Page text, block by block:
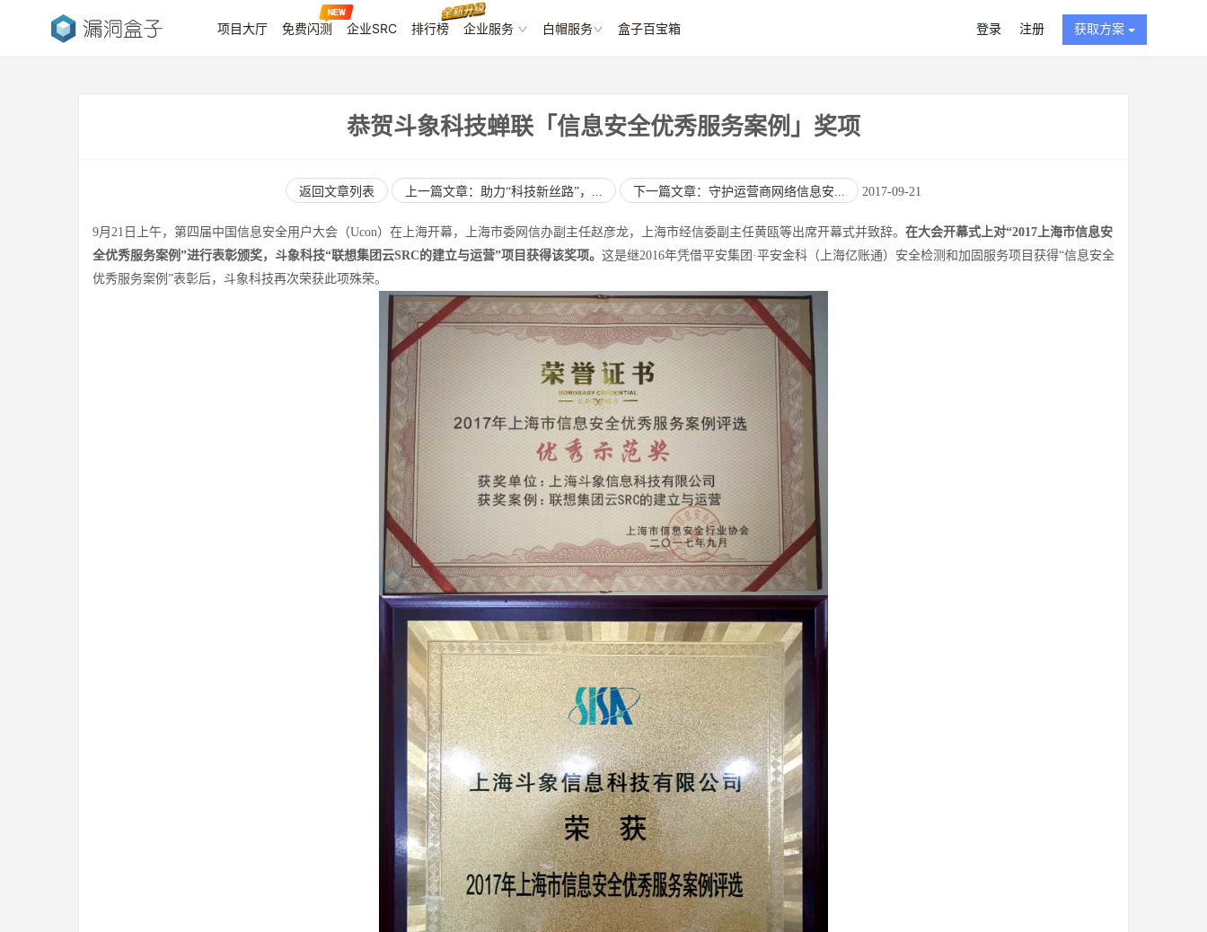
项目大厅 免费闪测 企业SRC 排行榜 企业服务 白帽服务 盒子百宝箱 登录 注册 获取方案
恭贺斗象科技蝉联「信息安全优秀服务案例」奖项
返回文章列表 上一篇文章：助力“科技新丝路”，... 下一篇文章：守护运营商网络信息安... 2017-09-21
9月21日上午，第四届中国信息安全用户大会（Ucon）在上海开幕，上海市委网信办副主任赵彦龙，上海市经信委副主任黄瓯等出席开幕式并致辞。 在大会开幕式上对“2017上海市信息安
全优秀服务案例”进行表彰颁奖，斗象科技“联想集团云SRC的建立与运营”项目获得该奖项。 这是继2016年凭借平安集团·平安金科（上海亿账通）安全检测和加固服务项目获得“信息安全
优秀服务案例”表彰后，斗象科技再次荣获此项殊荣。